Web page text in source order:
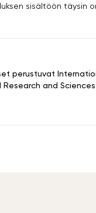
perustuvat
Research and
sisältöön täysin